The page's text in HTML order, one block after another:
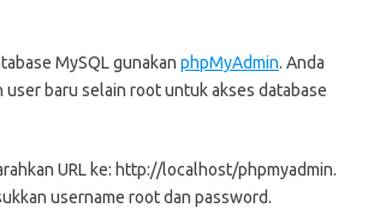
MySQL gunakan phpMyAdmin. Anda
user baru selain root untuk akses database
URL ke: http://localhost/phpmyadmin.
username root dan password.